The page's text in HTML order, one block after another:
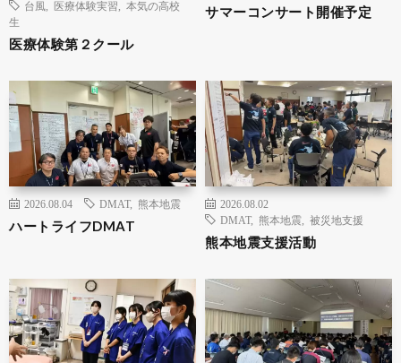
台風
医療体験実習
本気の高校
生
医療体験第２クール
サマーコンサート開催予定
2026.08.04 DMAT, 熊本地震
ハートライフDMAT
2026.08.02
DMAT, 熊本地震 被災地支援
熊本地震支援活動